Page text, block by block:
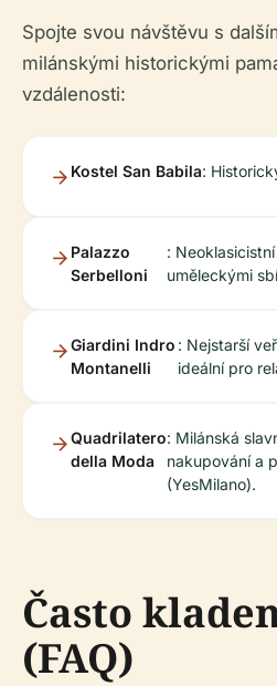
Spojte svou návštěvu s
milánskými historickými
vzdálenosti:
Kostel San Babila:
Palazzo
Serbelloni
:
uměleckými
Giardini Indro
Montanelli
: Nejstarší
ideální pro
Quadrilatero
della Moda
: Milánská
nakupování a
(YesMilano).
Často
(FAQ)